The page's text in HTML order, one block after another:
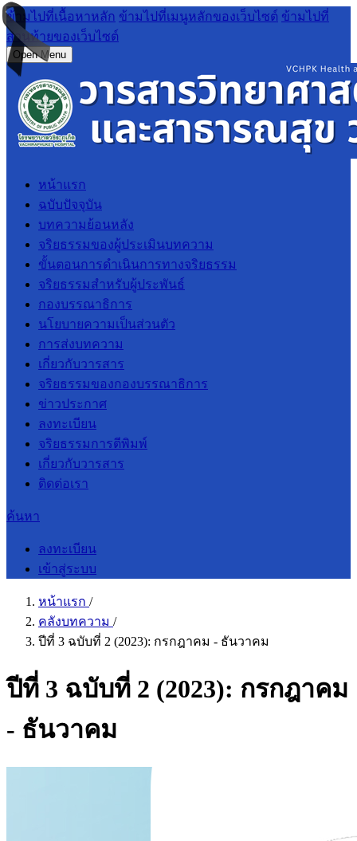
ข้ามไปที่เนื้อหาหลัก ข้ามไปที่เมนูหลักของเว็บไซต์ ข้ามไปที่
ส่วนท้ายของเว็บไซต์
Open Menu
หน้าแรก
ฉบับปัจจุบัน
บทความย้อนหลัง
จริยธรรมของผู้ประเมินบทความ
ขั้นตอนการดำเนินการทางจริยธรรม
จริยธรรมสำหรับผู้ประพันธ์
กองบรรณาธิการ
นโยบายความเป็นส่วนตัว
การส่งบทความ
เกี่ยวกับวารสาร
จริยธรรมของกองบรรณาธิการ
ข่าวประกาศ
ลงทะเบียน
จริยธรรมการตีพิมพ์
เกี่ยวกับวารสาร
ติดต่อเรา
ค้นหา
ลงทะเบียน
เข้าสู่ระบบ
หน้าแรก /
คลังบทความ /
ปีที่ 3 ฉบับที่ 2 (2023): กรกฎาคม - ธันวาคม
ปีที่ 3 ฉบับที่ 2 (2023): กรกฎาคม
- ธันวาคม